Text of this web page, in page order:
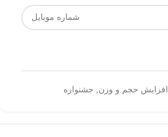
افزایش حجم و وزن جشنواره